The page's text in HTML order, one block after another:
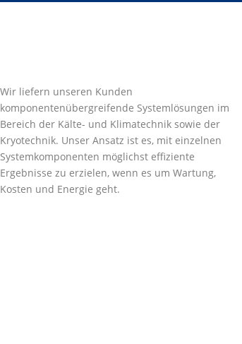
Wir liefern unseren Kunden
komponentenübergreifende Systemlösungen im
Bereich der Kälte- und Klimatechnik sowie der
Kryotechnik. Unser Ansatz ist es, mit einzelnen
Systemkomponenten möglichst effiziente
Ergebnisse zu erzielen, wenn es um Wartung,
Kosten und Energie geht.